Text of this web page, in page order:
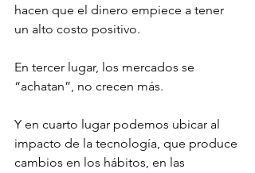
hacen que el dinero empiece a tener
un alto costo positivo.
En tercer lugar, los mercados se
“achatan”, no crecen más.
Y en cuarto lugar podemos ubicar al
impacto de la tecnología, que produce
cambios en los hábitos, en las